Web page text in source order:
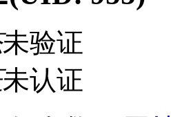
未验证
未认证